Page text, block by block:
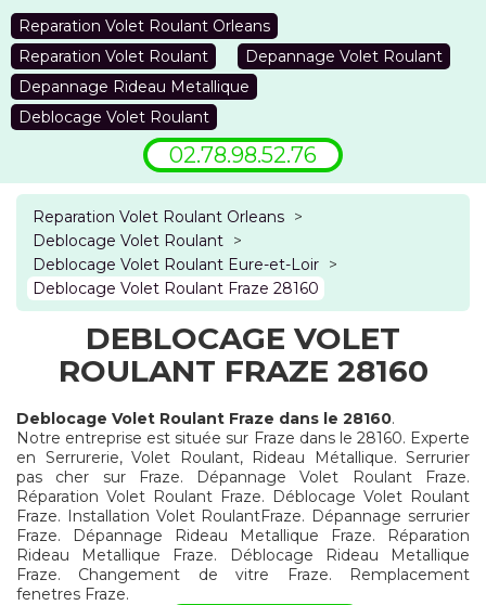
Reparation Volet Roulant Orleans
Reparation Volet Roulant
Depannage Volet Roulant
Depannage Rideau Metallique
Deblocage Volet Roulant
02.78.98.52.76
Reparation Volet Roulant Orleans >
Deblocage Volet Roulant >
Deblocage Volet Roulant Eure-et-Loir >
Deblocage Volet Roulant Fraze 28160
DEBLOCAGE VOLET
ROULANT FRAZE 28160
Deblocage Volet Roulant Fraze dans le 28160.
Notre entreprise est située sur Fraze dans le 28160. Experte
en Serrurerie, Volet Roulant, Rideau Métallique. Serrurier
pas cher sur Fraze. Dépannage Volet Roulant Fraze.
Réparation Volet Roulant Fraze. Déblocage Volet Roulant
Fraze. Installation Volet RoulantFraze. Dépannage serrurier
Fraze. Dépannage Rideau Metallique Fraze. Réparation
Rideau Metallique Fraze. Déblocage Rideau Metallique
Fraze. Changement de vitre Fraze. Remplacement
fenetres Fraze.